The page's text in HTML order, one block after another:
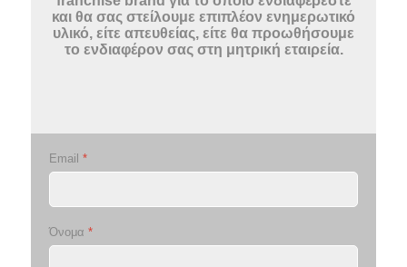
και θα σας στείλουμε επιπλέον ενημερωτικό
υλικό, είτε απευθείας, είτε θα προωθήσουμε
το ενδιαφέρον σας στη μητρική εταιρεία.
Email *
Όνομα *